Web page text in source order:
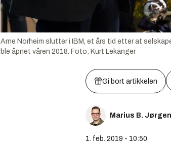
Arne Norheim slutter i IBM, et års tid etter at
ble åpnet våren 2018. Foto: Kurt Lekanger
Gi bort artikkelen
Marius B.
1. feb. 2019 - 10:50